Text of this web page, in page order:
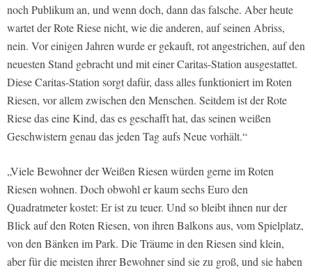
noch Publikum an, und wenn doch, dann das falsche. Aber heute
wartet der Rote Riese nicht, wie die anderen, auf seinen Abriss,
nein. Vor einigen Jahren wurde er gekauft, rot angestrichen, auf den
neuesten Stand gebracht und mit einer Caritas-Station ausgestattet.
Diese Caritas-Station sorgt dafür, dass alles funktioniert im Roten
Riesen, vor allem zwischen den Menschen. Seitdem ist der Rote
Riese das eine Kind, das es geschafft hat, das seinen weißen
Geschwistern genau das jeden Tag aufs Neue vorhält.“
„Viele Bewohner der Weißen Riesen würden gerne im Roten
Riesen wohnen. Doch obwohl er kaum sechs Euro den
Quadratmeter kostet: Er ist zu teuer. Und so bleibt ihnen nur der
Blick auf den Roten Riesen, von ihren Balkons aus, vom Spielplatz,
von den Bänken im Park. Die Träume in den Riesen sind klein,
aber für die meisten ihrer Bewohner sind sie zu groß, und sie haben